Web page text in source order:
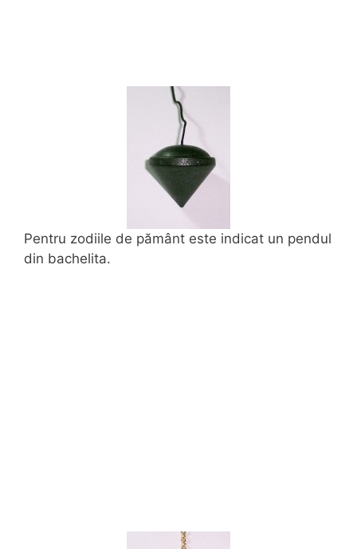
Pentru zodiile de pământ este indicat un pendul
din bachelita.